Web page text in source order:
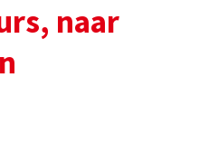
naar